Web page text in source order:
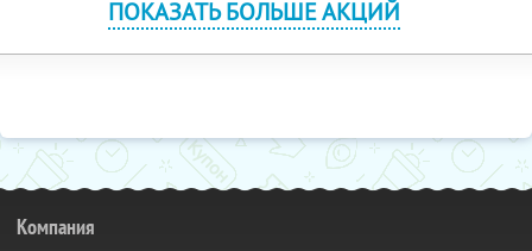
ПОКАЗАТЬ БОЛЬШЕ АКЦИЙ
Компания